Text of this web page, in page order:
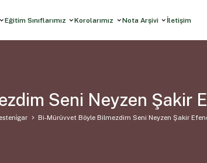
Eğitim Sınıflarımız Korolarımız Nota Arşivi İletişim
Seni Neyzen Şakir
Bi-Mürüvvet Böyle Bilmezdim Seni Neyzen Şakir